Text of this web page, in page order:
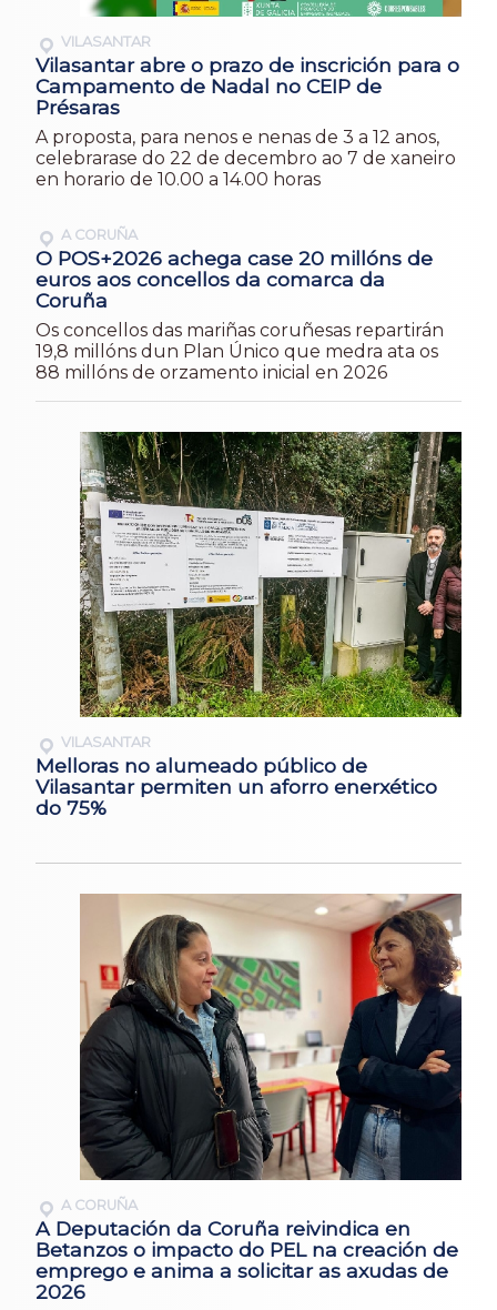
VILASANTAR
Vilasantar abre o prazo de inscrición para o
Campamento de Nadal no CEIP de
Présaras
A proposta, para nenos e nenas de 3 a 12 anos,
celebrarase do 22 de decembro ao 7 de xaneiro
en horario de 10.00 a 14.00 horas
A CORUÑA
O POS+2026 achega case 20 millóns de
euros aos concellos da comarca da
Coruña
Os concellos das mariñas coruñesas repartirán
19,8 millóns dun Plan Único que medra ata os
88 millóns de orzamento inicial en 2026
VILASANTAR
Melloras no alumeado público de
Vilasantar permiten un aforro enerxético
do 75%
A CORUÑA
A Deputación da Coruña reivindica en
Betanzos o impacto do PEL na creación de
emprego e anima a solicitar as axudas de
2026